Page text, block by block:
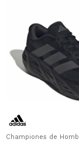
Championes de